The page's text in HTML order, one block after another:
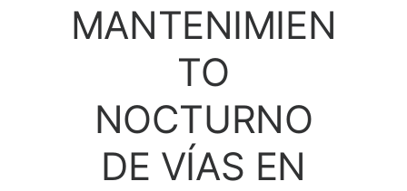
MANTENIMIEN
TO
NOCTURNO
DE VÍAS EN